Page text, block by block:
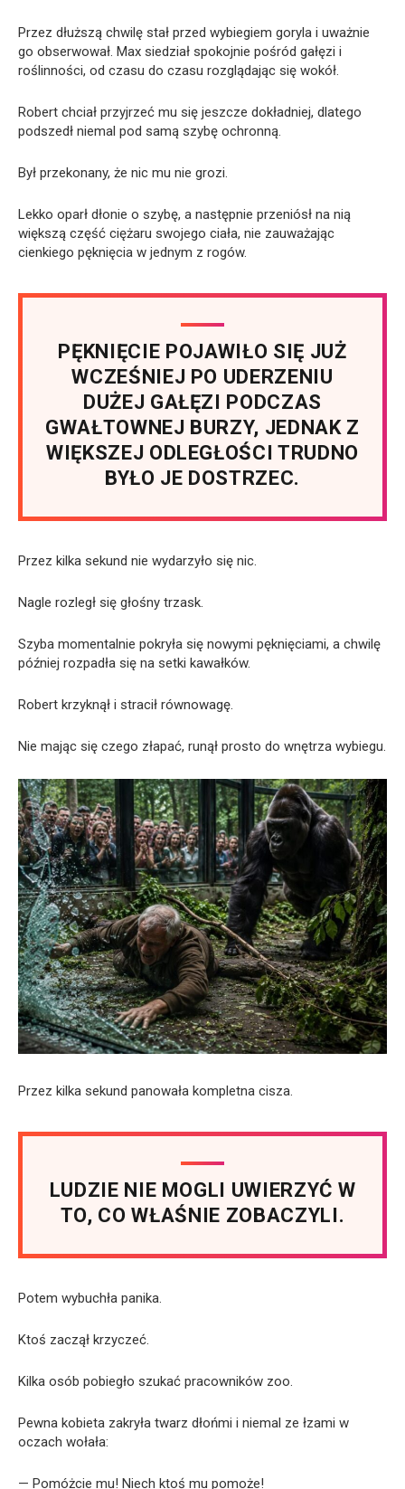
Przez dłuższą chwilę stał przed wybiegiem goryla i uważnie
go obserwował. Max siedział spokojnie pośród gałęzi i
roślinności, od czasu do czasu rozglądając się wokół.
Robert chciał przyjrzeć mu się jeszcze dokładniej, dlatego
podszedł niemal pod samą szybę ochronną.
Był przekonany, że nic mu nie grozi.
Lekko oparł dłonie o szybę, a następnie przeniósł na nią
większą część ciężaru swojego ciała, nie zauważając
cienkiego pęknięcia w jednym z rogów.
PĘKNIĘCIE POJAWIŁO SIĘ JUŻ
WCZEŚNIEJ PO UDERZENIU
DUŻEJ GAŁĘZI PODCZAS
GWAŁTOWNEJ BURZY, JEDNAK Z
WIĘKSZEJ ODLEGŁOŚCI TRUDNO
BYŁO JE DOSTRZEC.
Przez kilka sekund nie wydarzyło się nic.
Nagle rozległ się głośny trzask.
Szyba momentalnie pokryła się nowymi pęknięciami, a chwilę
później rozpadła się na setki kawałków.
Robert krzyknął i stracił równowagę.
Nie mając się czego złapać, runął prosto do wnętrza wybiegu.
Przez kilka sekund panowała kompletna cisza.
LUDZIE NIE MOGLI UWIERZYĆ W
TO, CO WŁAŚNIE ZOBACZYLI.
Potem wybuchła panika.
Ktoś zaczął krzyczeć.
Kilka osób pobiegło szukać pracowników zoo.
Pewna kobieta zakryła twarz dłońmi i niemal ze łzami w
oczach wołała:
— Pomóżcie mu! Niech ktoś mu pomoże!